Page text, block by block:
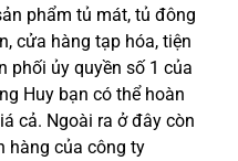
phẩm tủ mát, tủ đông
cửa hàng tạp hóa, tiện
phối ủy quyền số 1 của
Huy bạn có thể hoàn
cả. Ngoài ra ở đây còn
hàng của công ty